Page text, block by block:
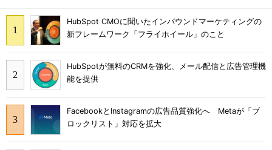
HubSpot CMOに聞いたインバウンドマーケティングの
新フレームワーク「フライホイール」のこと
HubSpotが無料のCRMを強化、メール配信と広告管理機
能を提供
FacebookとInstagramの広告品質強化へ Metaが「ブ
ロックリスト」対応を拡大